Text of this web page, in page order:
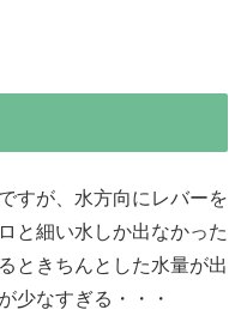
すが、水方向にレバーを
と細い水しか出なかった
ときちんとした水量が出
少なすぎる・・・